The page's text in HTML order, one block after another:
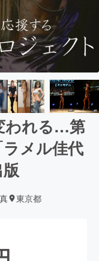
われる…第
メル佳代
東京都